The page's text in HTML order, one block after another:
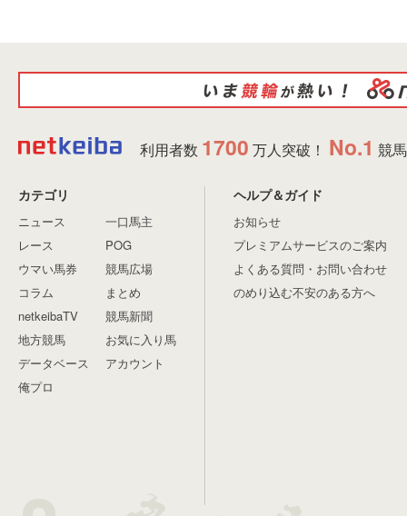
利用者数 1700 万人突破！ No.1 競
カテゴリ
ニュース
レース
ウマい馬券
コラム
netkeibaTV
地方競馬
データベース
俺プロ
一口馬主
POG
競馬広場
まとめ
競馬新聞
お気に入り馬
アカウント
ヘルプ＆ガイド
お知らせ
プレミアムサービスのご案内
よくある質問・お問い合わせ
のめり込む不安のある方へ